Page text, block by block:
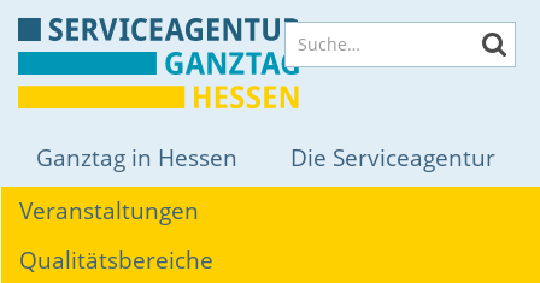
Direkt
zum
Inhalt
Suche
Hauptnavigation
Ganztag in Hessen Die Serviceagentur
Themen
Veranstaltungen
Qualitätsbereiche